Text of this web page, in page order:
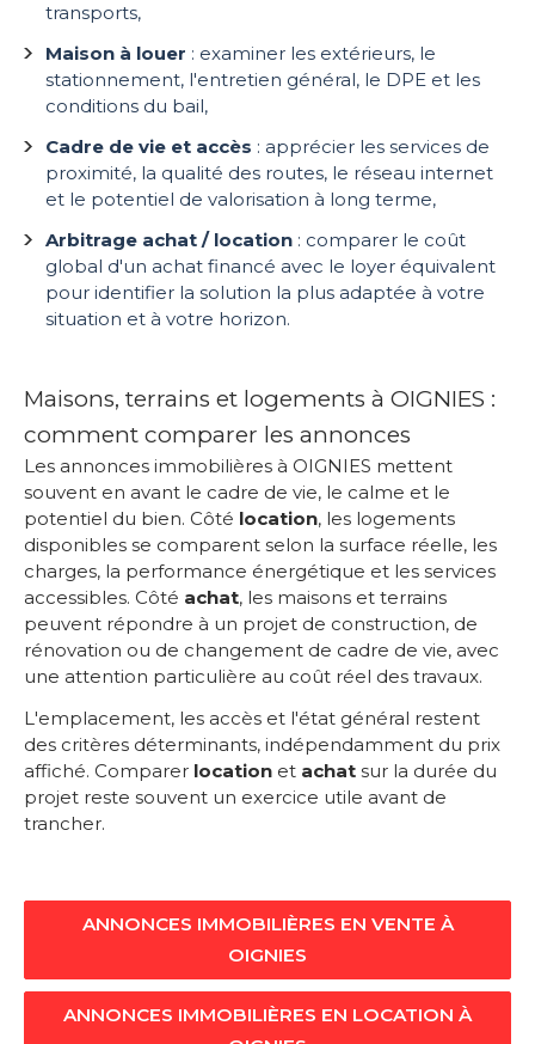
transports,
Maison à louer : examiner les extérieurs, le
stationnement, l'entretien général, le DPE et les
conditions du bail,
Cadre de vie et accès : apprécier les services de
proximité, la qualité des routes, le réseau internet
et le potentiel de valorisation à long terme,
Arbitrage achat / location : comparer le coût
global d'un achat financé avec le loyer équivalent
pour identifier la solution la plus adaptée à votre
situation et à votre horizon.
Maisons, terrains et logements à OIGNIES :
comment comparer les annonces
Les annonces immobilières à OIGNIES mettent
souvent en avant le cadre de vie, le calme et le
potentiel du bien. Côté location, les logements
disponibles se comparent selon la surface réelle, les
charges, la performance énergétique et les services
accessibles. Côté achat, les maisons et terrains
peuvent répondre à un projet de construction, de
rénovation ou de changement de cadre de vie, avec
une attention particulière au coût réel des travaux.
L'emplacement, les accès et l'état général restent
des critères déterminants, indépendamment du prix
affiché. Comparer location et achat sur la durée du
projet reste souvent un exercice utile avant de
trancher.
ANNONCES IMMOBILIÈRES EN VENTE À
OIGNIES
ANNONCES IMMOBILIÈRES EN LOCATION À